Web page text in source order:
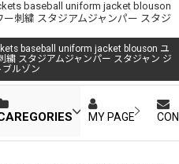
baseball uniform jacket blouson
刺繍 スタジアムジャンパー スタジ
baseball uniform jacket blouson ユ
スタジアムジャンパー スタジャン ジ
ブルゾン
MY PAGE